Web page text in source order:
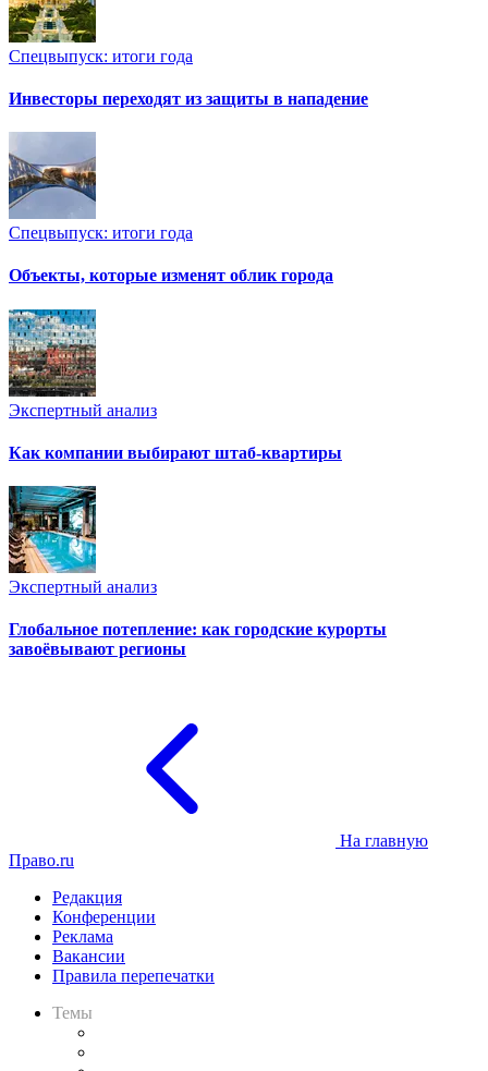
Спецвыпуск: итоги года
Инвесторы переходят из защиты в нападение
Спецвыпуск: итоги года
Объекты, которые изменят облик города
Экспертный анализ
Как компании выбирают штаб-квартиры
Экспертный анализ
Глобальное потепление: как городские курорты
завоёвывают регионы
На главную
Право.ru
Редакция
Конференции
Реклама
Вакансии
Правила перепечатки
Темы